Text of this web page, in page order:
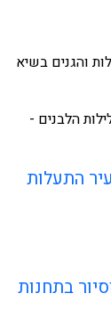
והגנים בשיא
הלבנים -
התעלות
בתחנות